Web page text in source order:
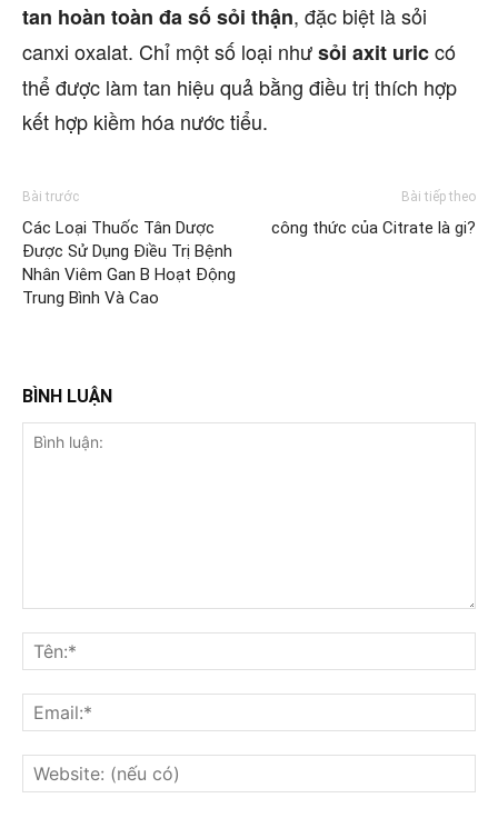
tan hoàn toàn đa số sỏi thận, đặc biệt là sỏi
canxi oxalat. Chỉ một số loại nhưsỏi axit uriccó
thể được làm tan hiệu quả bằng điều trị thích hợp
kết hợp kiềm hóa nước tiểu.
Bài trước
Các Loại Thuốc Tân Dược
Được Sử Dụng Điều Trị Bệnh
Nhân Viêm Gan B Hoạt Động
Trung Bình Và Cao
Bài tiếp theo
công thức của Citrate là gi?
BÌNH LUẬN